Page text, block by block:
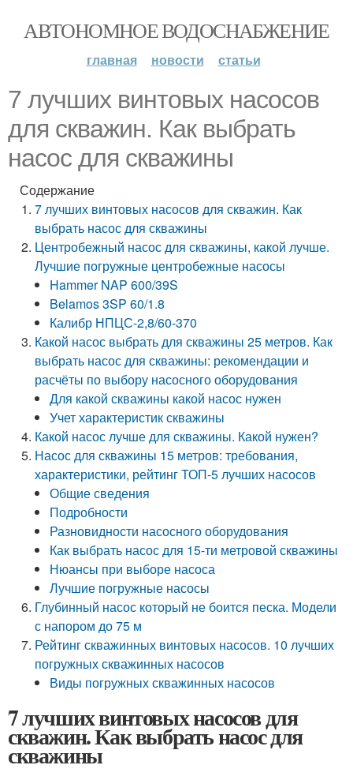
АВТОНОМНОЕ ВОДОСНАБЖЕНИЕ
главная новости статьи
7 лучших винтовых насосов
для скважин. Как выбрать
насос для скважины
Содержание
7 лучших винтовых насосов для скважин. Как
выбрать насос для скважины
Центробежный насос для скважины, какой лучше.
Лучшие погружные центробежные насосы
Hammer NAP 600/39S
Belamos 3SP 60/1.8
Калибр НПЦС-2,8/60-370
Какой насос выбрать для скважины 25 метров. Как
выбрать насос для скважины: рекомендации и
расчёты по выбору насосного оборудования
Для какой скважины какой насос нужен
Учет характеристик скважины
Какой насос лучше для скважины. Какой нужен?
Насос для скважины 15 метров: требования,
характеристики, рейтинг ТОП-5 лучших насосов
Общие сведения
Подробности
Разновидности насосного оборудования
Как выбрать насос для 15-ти метровой скважины
Нюансы при выборе насоса
Лучшие погружные насосы
Глубинный насос который не боится песка. Модели
с напором до 75 м
Рейтинг скважинных винтовых насосов. 10 лучших
погружных скважинных насосов
Виды погружных скважинных насосов
7 лучших винтовых насосов для
скважин. Как выбрать насос для
скважины